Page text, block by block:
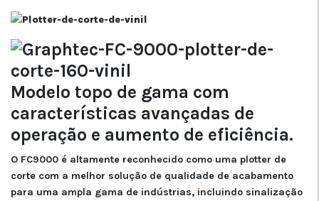
Modelo topo de gama com
características avançadas de
operação e aumento de eficiência.
O FC9000 é altamente reconhecido como uma plotter de
corte com a melhor solução de qualidade de acabamento
para uma ampla gama de indústrias, incluindo sinalização